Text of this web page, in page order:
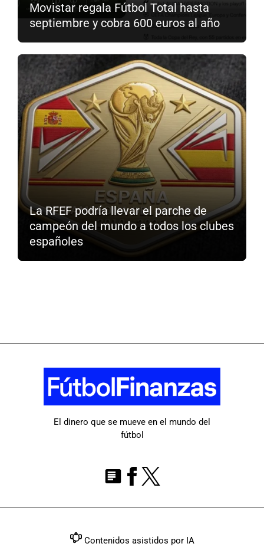
Movistar regala Fútbol Total hasta
septiembre y cobra 600 euros al año
La RFEF podría llevar el parche de
campeón del mundo a todos los clubes
españoles
El dinero que se mueve en el mundo del
fútbol
Contenidos asistidos por IA